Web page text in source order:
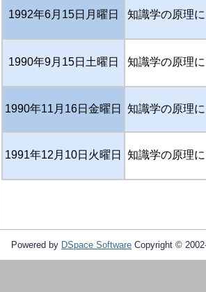
1992年6月15日月曜日 知識学の原理
1990年9月15日土曜日 知識学の原理
1990年11月16日金曜日 知識学の原理
1991年12月10日火曜日 知識学の原理
Powered by DSpace Software Copyright ©